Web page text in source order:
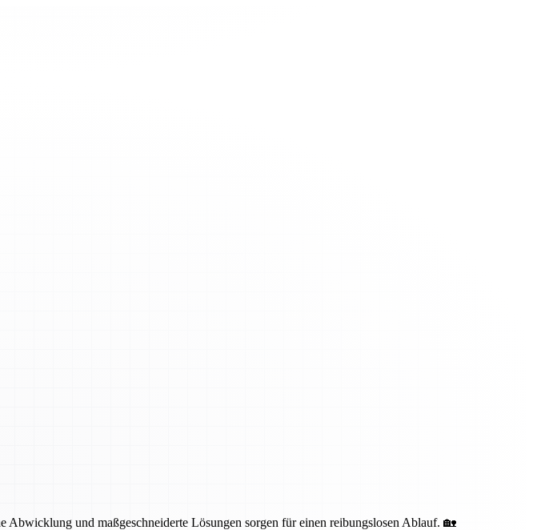
und maßgeschneiderte Lösungen sorgen für einen reibungslosen Ablauf. 🏡